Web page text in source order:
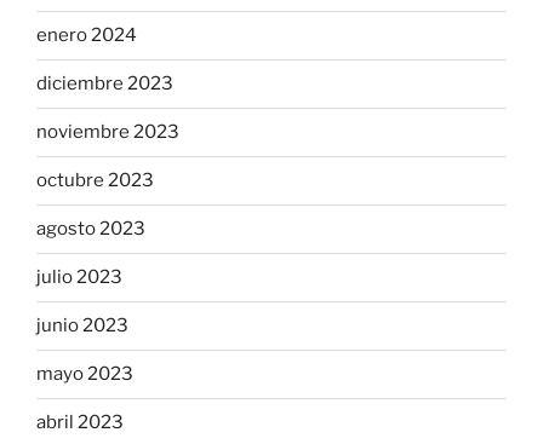
enero 2024
diciembre 2023
noviembre 2023
octubre 2023
agosto 2023
julio 2023
junio 2023
mayo 2023
abril 2023